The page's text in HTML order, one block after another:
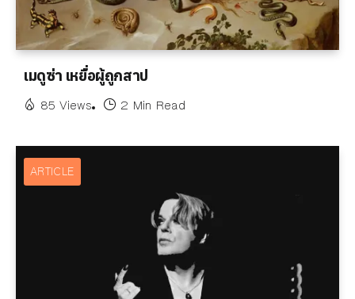
เมดูซ่า เหยื่อผู้ถูกสาป
85 Views 2 Min Read
ARTICLE